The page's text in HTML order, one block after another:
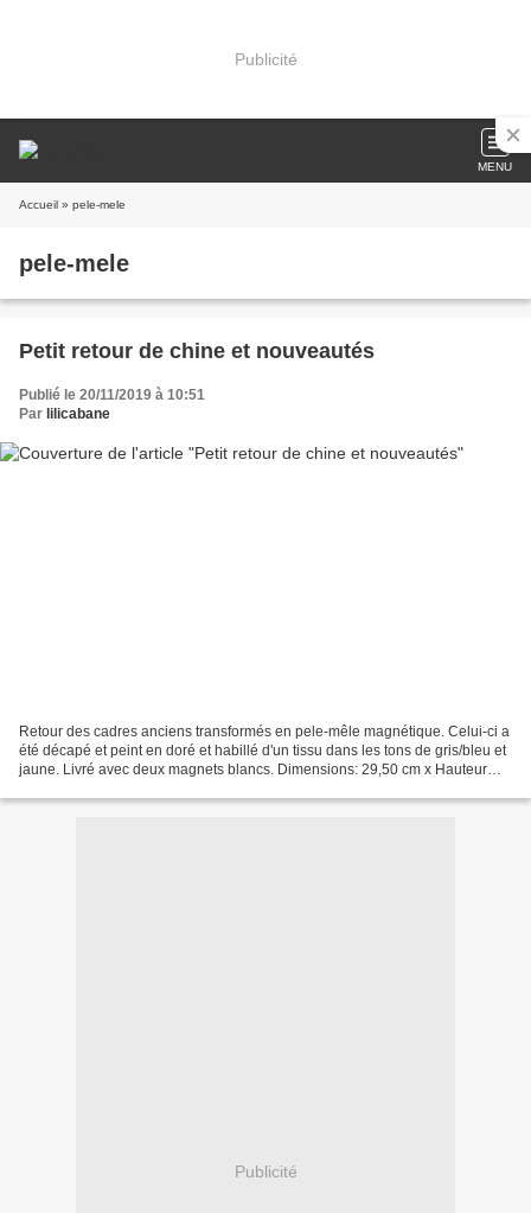
Publicité
MENU
Accueil » pele-mele
pele-mele
Petit retour de chine et nouveautés
Publié le 20/11/2019 à 10:51
Par lilicabane
Retour des cadres anciens transformés en pele-mêle magnétique. Celui-ci a
été décapé et peint en doré et habillé d'un tissu dans les tons de gris/bleu et
jaune. Livré avec deux magnets blancs. Dimensions: 29,50 cm x Hauteur
Publicité